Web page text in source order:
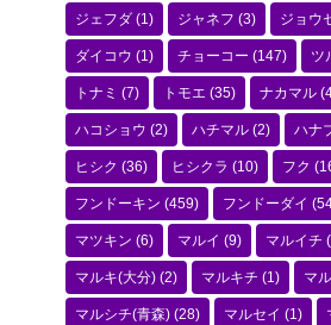
ジェフダ (1) ジャネフ (3) ジョウ
ダイコウ (1) チョーコー (147) ツ
トナミ (7) トモエ (35) ナカマル
ハコショウ (2) ハチマル (2) ハナ
ヒシク (36) ヒシクラ (10) フク
フンドーキン (459) フンドーダイ
マツキン (6) マルイ (9) マルイチ
マルキ(大分) (2) マルキチ (1) マ
マルシチ(青森) (28) マルセイ (1)